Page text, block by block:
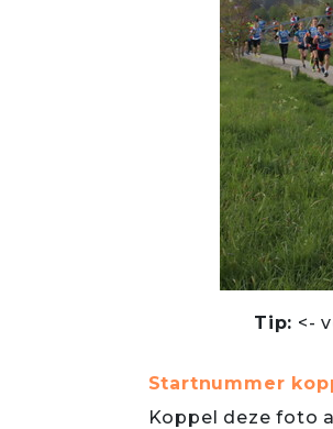
Tip: <-
Startnummer
Koppel deze foto